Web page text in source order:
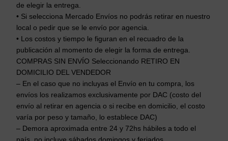
2
U
d
s
c
i
d
a
de elegir la entrega.
• Si selecciona Mercado Envíos no podrás retirar en nuestro
local o pedir que se le envío por agencia.
• Los costos y tiempo le figuran en el recuadro de la
publicación al momento de elegir la forma de entrega.
COMPRAS SIN ENVÍO Seleccionando RETIRO EN
DOMICILIO DEL VENDEDOR
– En el caso que no incluyas el Envío en tu compra, los
envíos los realizamos exclusivamente por DAC (costo del
envío al retirar en agencia o si recibe en domicilio, el costo
varía por peso y tamaño, lo establece DAC)
– Demora aproximada entre 24 y 72hs hábiles a todo el
país, no incluye sábados domingos y feriados.